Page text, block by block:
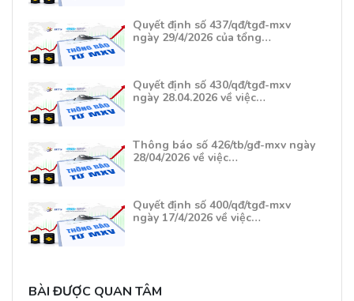
Quyết định số 437/qđ/tgđ-mxv
ngày 29/4/2026 của tổng…
Quyết định số 430/qđ/tgđ-mxv
ngày 28.04.2026 về việc…
Thông báo số 426/tb/gđ-mxv ngày
28/04/2026 về việc…
Quyết định số 400/qđ/tgđ-mxv
ngày 17/4/2026 về việc…
BÀI ĐƯỢC QUAN TÂM